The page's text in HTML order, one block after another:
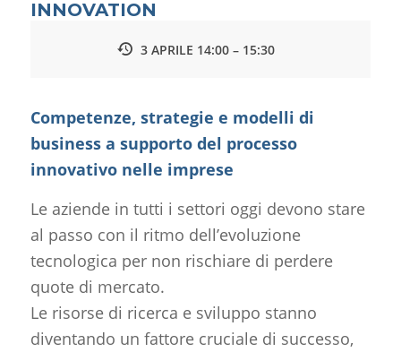
INNOVATION
3 APRILE 14:00 – 15:30
Competenze, strategie e modelli di
business a supporto del processo
innovativo nelle imprese
Le aziende in tutti i settori oggi devono stare
al passo con il ritmo dell’evoluzione
tecnologica per non rischiare di perdere
quote di mercato.
Le risorse di ricerca e sviluppo stanno
diventando un fattore cruciale di successo,